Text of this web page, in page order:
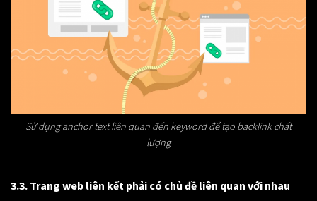
Sử dụng anchor text liên quan đến keyword để tạo backlink chất
lượng
3.3. Trang web liên kết phải có chủ đề liên quan với nhau